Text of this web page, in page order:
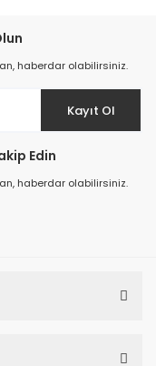
haberdar olabilirsiniz.
Kayıt Ol
Edin
haberdar olabilirsiniz.